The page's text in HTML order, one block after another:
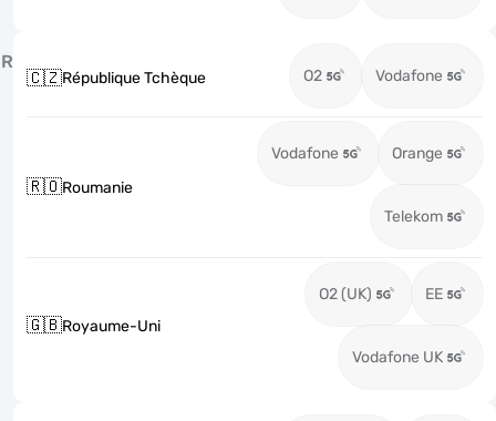
R
🇨🇿République Tchèque O2 Vodafone
🇷🇴Roumanie
Vodafone Orange
Telekom
🇬🇧Royaume-Uni
O2 (UK) EE
Vodafone UK